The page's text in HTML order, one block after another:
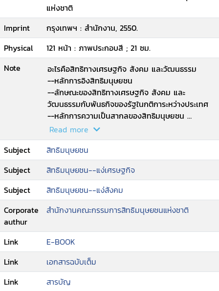
แห่งชาติ
Imprint
กรุงเทพฯ : สำนักงาน, 2550.
Physical
121 หน้า : ภาพประกอบสี ; 21 ซม.
Note
อะไรคือสิทธิทางเศรษฐกิจ สังคม และวัฒนธรรม
--หลักการอิงสิทธิมนุษยชน
--ลักษณะของสิทธิทางเศรษฐกิจ สังคม และ
วัฒนธรรมกับพันธกิจของรัฐในกติการะหว่างประเทศ
--หลักการความเป็นสากลของสิทธิมนุษยชน
--สิทธิมนุษยชนแบ่งออกเป็น 5 ประเภท
--ทำความเข้าใจกับหลักการลิมเบอร์ก (Limburg
Principle)
--ทำความเข้าใจกับแนวปฏิบัติ Masstricht (เครื่องมือ
ในการตรวจสอบการละเมิดสิทธิทางเศรษฐกิจ สังคม
และวัฒนธรรม)
--มุมมองสิทธิมนุษยชน
--การละเมิดสิทธิมนุษยชนโดยโครงสร้างและนโยบาย.
Read more
Subject
สิทธิมนุษยชน
Subject
สิทธิมนุษยชน--แง่เศรษฐกิจ
Subject
สิทธิมนุษยชน--แง่สังคม
Corporate
authur
สำนักงานคณะกรรมการสิทธิมนุษยชนแห่งชาติ
Link
E-BOOK
Link
เอกสารฉบับเต็ม
Link
สารบัญ